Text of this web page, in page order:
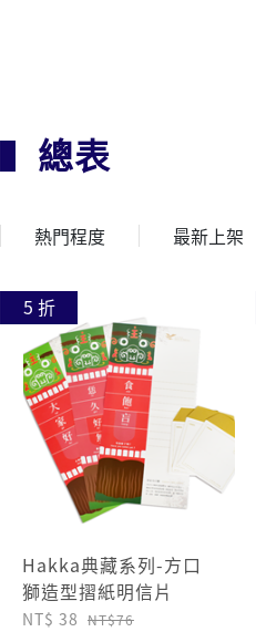
總表
熱門程度 最新上架
5 折
Hakka典藏系列-方口
獅造型摺紙明信片
NT$ 38 NT$76